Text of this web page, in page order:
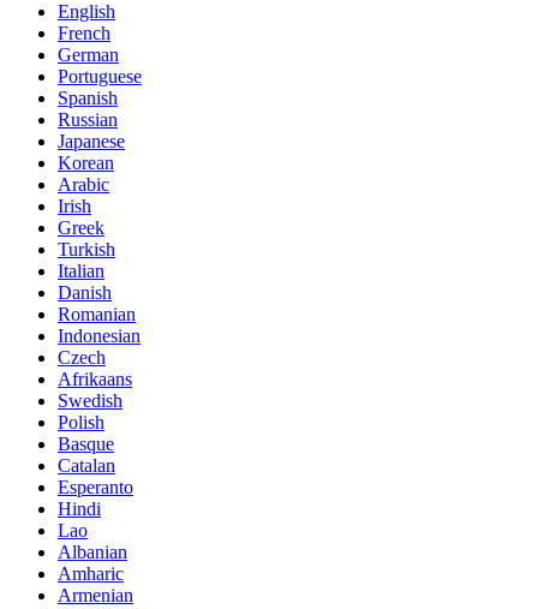
English
French
German
Portuguese
Spanish
Russian
Japanese
Korean
Arabic
Irish
Greek
Turkish
Italian
Danish
Romanian
Indonesian
Czech
Afrikaans
Swedish
Polish
Basque
Catalan
Esperanto
Hindi
Lao
Albanian
Amharic
Armenian